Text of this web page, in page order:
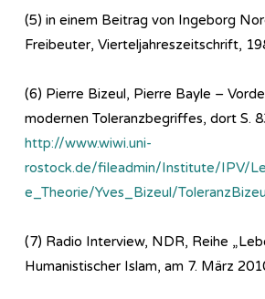
(5) in einem Beitrag von Ingeborg
Freibeuter, Vierteljahreszeitschrift,
(6) Pierre Bizeul, Pierre Bayle –
modernen Toleranzbegriffes, dort S.
http://www.wiwi.uni-
rostock.de/fileadmin/Institute/IPV/
e_Theorie/Yves_Bizeul/
(7) Radio Interview, NDR, Reihe
Humanistischer Islam, am 7. März